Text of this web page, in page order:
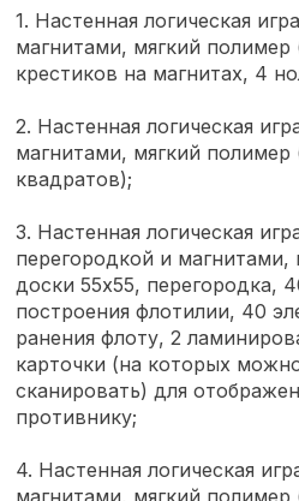
1. Настенная логическая
магнитами, мягкий полимер
крестиков на магнитах, 4
2. Настенная логическая
магнитами, мягкий полимер
квадратов);
3. Настенная логическая
перегородкой и магнитами,
доски 55х55, перегородка,
построения флотилии, 40
ранения флоту, 2
карточки (на которых
сканировать) для
противнику;
4. Настенная логическая